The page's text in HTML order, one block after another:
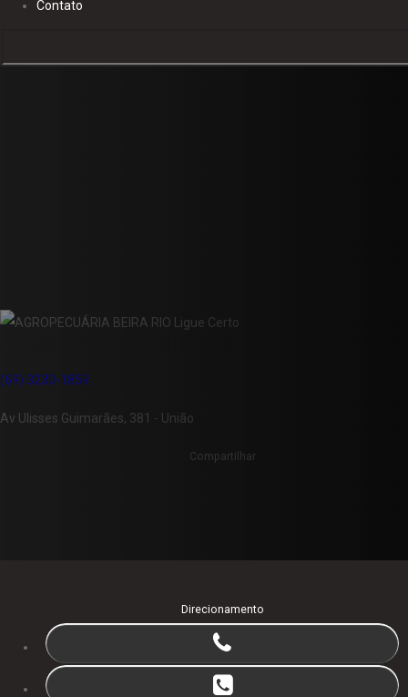
Contato
(69) 3230-1859
Av Ulisses Guimarães, 381 - União
Compartilhar
Direcionamento